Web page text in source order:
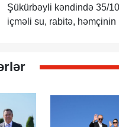
Şükürbəyli kəndində 35/
içməli su, rabitə, həmçinin